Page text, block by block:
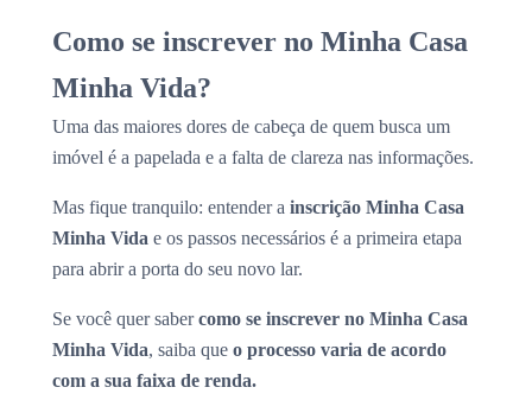
Como se inscrever no Minha Casa
Minha Vida?
Uma das maiores dores de cabeça de quem busca um
imóvel é a papelada e a falta de clareza nas informações.
Mas fique tranquilo: entender a inscrição Minha Casa
Minha Vida e os passos necessários é a primeira etapa
para abrir a porta do seu novo lar.
Se você quer sabercomo se inscrever no Minha Casa
Minha Vida, saiba que o processo varia de acordo
com a sua faixa de renda.